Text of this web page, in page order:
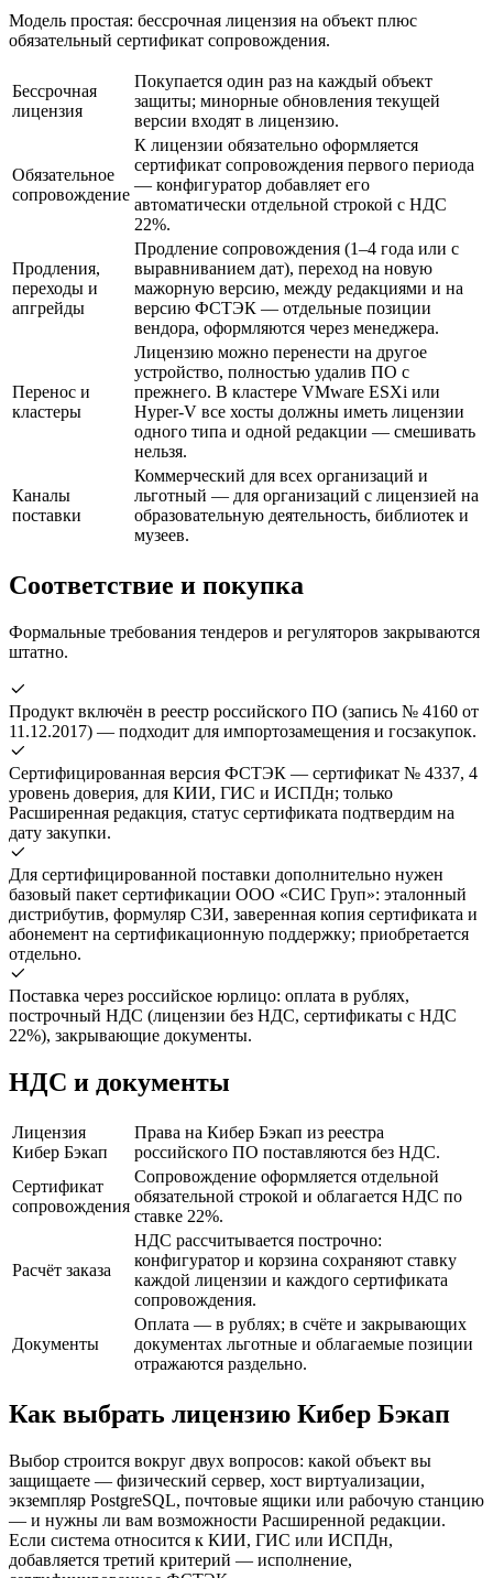
Модель простая: бессрочная лицензия на объект плюс
обязательный сертификат сопровождения.
Бессрочная
лицензия
Покупается один раз на каждый объект
защиты; минорные обновления текущей
версии входят в лицензию.
Обязательное
сопровождение
К лицензии обязательно оформляется
сертификат сопровождения первого периода
— конфигуратор добавляет его
автоматически отдельной строкой с НДС
22%.
Продления,
переходы и
апгрейды
Продление сопровождения (1–4 года или с
выравниванием дат), переход на новую
мажорную версию, между редакциями и на
версию ФСТЭК — отдельные позиции
вендора, оформляются через менеджера.
Перенос и
кластеры
Лицензию можно перенести на другое
устройство, полностью удалив ПО с
прежнего. В кластере VMware ESXi или
Hyper-V все хосты должны иметь лицензии
одного типа и одной редакции — смешивать
нельзя.
Каналы
поставки
Коммерческий для всех организаций и
льготный — для организаций с лицензией на
образовательную деятельность, библиотек и
музеев.
Соответствие и покупка
Формальные требования тендеров и регуляторов закрываются
штатно.
Продукт включён в реестр российского ПО (запись № 4160 от
11.12.2017) — подходит для импортозамещения и госзакупок.
Сертифицированная версия ФСТЭК — сертификат № 4337, 4
уровень доверия, для КИИ, ГИС и ИСПДн; только
Расширенная редакция, статус сертификата подтвердим на
дату закупки.
Для сертифицированной поставки дополнительно нужен
базовый пакет сертификации ООО «СИС Груп»: эталонный
дистрибутив, формуляр СЗИ, заверенная копия сертификата и
абонемент на сертификационную поддержку; приобретается
отдельно.
Поставка через российское юрлицо: оплата в рублях,
построчный НДС (лицензии без НДС, сертификаты с НДС
22%), закрывающие документы.
НДС и документы
Лицензия
Кибер Бэкап
Права на Кибер Бэкап из реестра
российского ПО поставляются без НДС.
Сертификат
сопровождения
Сопровождение оформляется отдельной
обязательной строкой и облагается НДС по
ставке 22%.
Расчёт заказа
НДС рассчитывается построчно:
конфигуратор и корзина сохраняют ставку
каждой лицензии и каждого сертификата
сопровождения.
Документы
Оплата — в рублях; в счёте и закрывающих
документах льготные и облагаемые позиции
отражаются раздельно.
Как выбрать лицензию Кибер Бэкап
Выбор строится вокруг двух вопросов: какой объект вы
защищаете — физический сервер, хост виртуализации,
экземпляр PostgreSQL, почтовые ящики или рабочую станцию
— и нужны ли вам возможности Расширенной редакции.
Если система относится к КИИ, ГИС или ИСПДн,
добавляется третий критерий — исполнение,